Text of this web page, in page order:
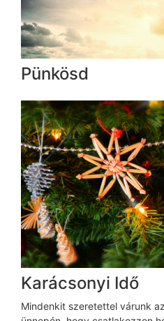
Pünkösd
Karácsonyi Idő
Mindenkit szeretettel várunk